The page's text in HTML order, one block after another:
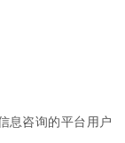
息咨询的平台用户